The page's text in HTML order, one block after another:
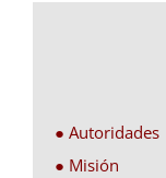
● Autoridades
● Misión